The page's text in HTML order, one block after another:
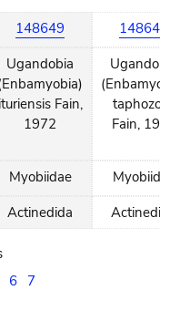
148649
Ugandobia
ituriensis Fain,
1972
Myobiidae
Actinedida
148648
Ugandobia
taphozous
Fain, 1972
Myobiidae
Actinedida
6 7